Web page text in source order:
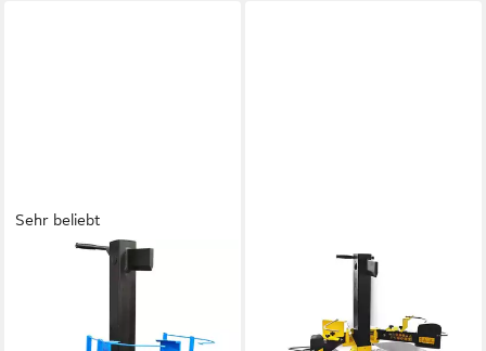
Sehr beliebt
50 cm, Spaltgutdurchmesser
Holzspalter HO-8E,
Spaltgutdurchmesser bis